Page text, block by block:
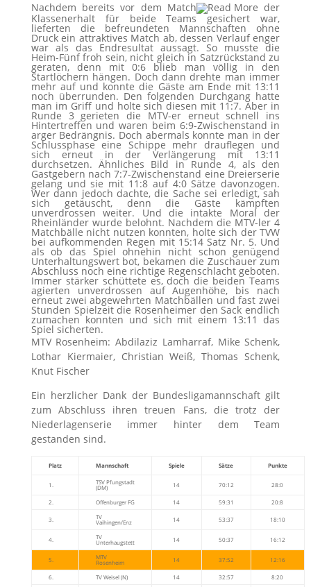
Nachdem bereits vor dem Match
der
Klassenerhalt für beide Teams gesichert war,
lieferten die befreundeten Mannschaften ohne
Druck ein attraktives Match ab, dessen Verlauf enger
war als das Endresultat aussagt. So musste die
Heim-Fünf froh sein, nicht gleich in Satzrückstand zu
geraten, denn mit 0:6 blieb man völlig in den
Startlöchern hängen. Doch dann drehte man immer
mehr auf und konnte die Gäste am Ende mit 13:11
noch überrunden. Den folgenden Durchgang hatte
man im Griff und holte sich diesen mit 11:7. Aber in
Runde 3 gerieten die MTV-er erneut schnell ins
Hintertreffen und waren beim 6:9-Zwischenstand in
arger Bedrängnis. Doch abermals konnte man in der
Schlussphase eine Schippe mehr drauflegen und
sich erneut in der Verlängerung mit 13:11
durchsetzen. Ähnliches Bild in Runde 4, als den
Gastgebern nach 7:7-Zwischenstand eine Dreierserie
gelang und sie mit 11:8 auf 4:0 Sätze davonzogen.
Wer dann jedoch dachte, die Sache sei erledigt, sah
sich getäuscht, denn die Gäste kämpften
unverdrossen weiter. Und die intakte Moral der
Rheinländer wurde belohnt. Nachdem die MTV-ler 4
Matchbälle nicht nutzen konnten, holte sich der TVW
bei aufkommenden Regen mit 15:14 Satz Nr. 5. Und
als ob das Spiel ohnehin nicht schon genügend
Unterhaltungswert bot, bekamen die Zuschauer zum
Abschluss noch eine richtige Regenschlacht geboten.
Immer stärker schüttete es, doch die beiden Teams
agierten unverdrossen auf Augenhöhe, bis nach
erneut zwei abgewehrten Matchbällen und fast zwei
Stunden Spielzeit die Rosenheimer den Sack endlich
zumachen konnten und sich mit einem 13:11 das
Spiel sicherten.
MTV Rosenheim: Abdilaziz Lamharraf, Mike Schenk,
Lothar Kiermaier, Christian Weiß, Thomas Schenk,
Knut Fischer
Ein herzlicher Dank der Bundesligamannschaft gilt
zum Abschluss ihren treuen Fans, die trotz der
Niederlagenserie immer hinter dem Team
gestanden sind.
Platz Mannschaft Spiele Sätze Punkte
1. TSV Pfungstadt
(DM) 14 70:12 28:0
2. Offenburger FG 14 59:31 20:8
3. TV
Vaihingen/Enz 14 53:37 18:10
4. TV
Unterhaugstett 14 50:37 16:12
5. MTV
Rosenheim 14 37:52 12:16
6. TV Weisel (N) 14 32:57 8:20